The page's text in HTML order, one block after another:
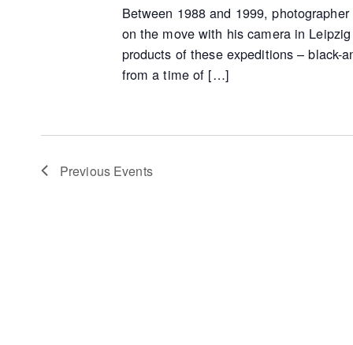
Between 1988 and 1999,
on the move with his camera in
products of these expeditions – black-
from a time of […]
Previous Events